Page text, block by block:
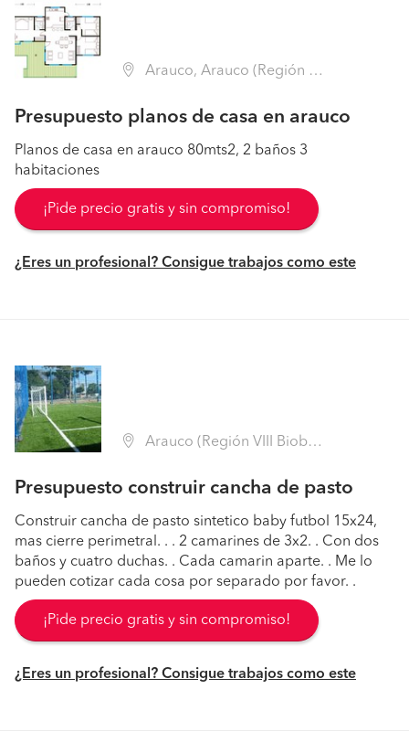
Arauco, Arauco (Región VIII Biobío - Arauco)
Presupuesto planos de casa en arauco
Planos de casa en arauco 80mts2, 2 baños 3
habitaciones
¡Pide precio gratis y sin compromiso!
¿Eres un profesional? Consigue trabajos como este
Arauco (Región VIII Biobío - Arauco)
Presupuesto construir cancha de pasto
Construir cancha de pasto sintetico baby futbol 15x24,
mas cierre perimetral. . . 2 camarines de 3x2. . Con dos
baños y cuatro duchas. . Cada camarin aparte. . Me lo
pueden cotizar cada cosa por separado por favor. .
¡Pide precio gratis y sin compromiso!
¿Eres un profesional? Consigue trabajos como este